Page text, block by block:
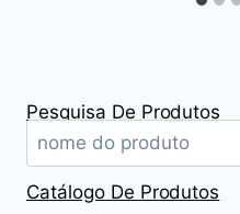
Pesquisa De Produtos
Catálogo De Produtos